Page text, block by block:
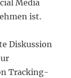
Media
ist.
Diskussion
Tracking-